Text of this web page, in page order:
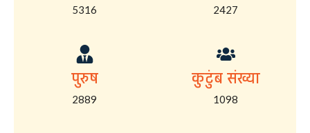
5316 2427
पुरुष
2889
कुटुंब संख्या
1098